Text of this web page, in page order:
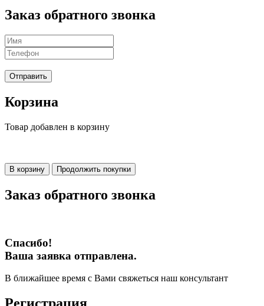
Заказ обратного звонка
Отправить
Корзина
Товар добавлен в корзину
В корзину Продолжить покупки
Заказ обратного звонка
Спасибо!
Ваша заявка отправлена.
В ближайшее время с Вами свяжеться наш консультант